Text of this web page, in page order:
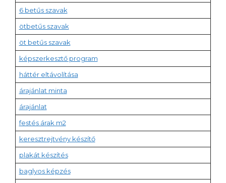
6 betűs szavak
ötbetűs szavak
öt betűs szavak
képszerkesztő program
háttér eltávolítása
árajánlat minta
árajánlat
festés árak m2
keresztrejtvény készítő
plakát készítés
baglyos képzés